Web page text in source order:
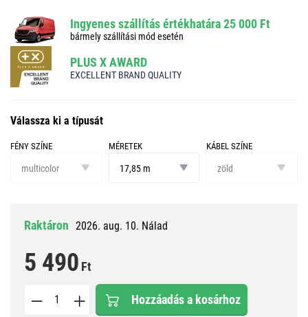
Ingyenes szállítás értékhatára 25 000 Ft
bármely szállítási mód esetén
PLUS X AWARD
EXCELLENT BRAND QUALITY
Válassza ki a típusát
FÉNY SZÍNE
színemulticolor
MÉRETEK
17,85 m
KÁBEL SZÍNE
színezöld
Raktáron 2026. aug. 10. Nálad
5 490 Ft
Hozzáadás a kosárhoz